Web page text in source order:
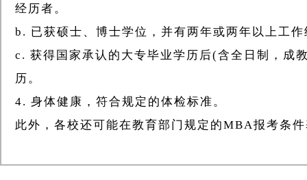
经历者。
b. 已获硕士、博士学位，并有两年或两年以上工
c. 获得国家承认的大专毕业学历后(含全日制，
历。
4. 身体健康，符合规定的体检标准。
此外，各校还可能在教育部门规定的MBA报考条